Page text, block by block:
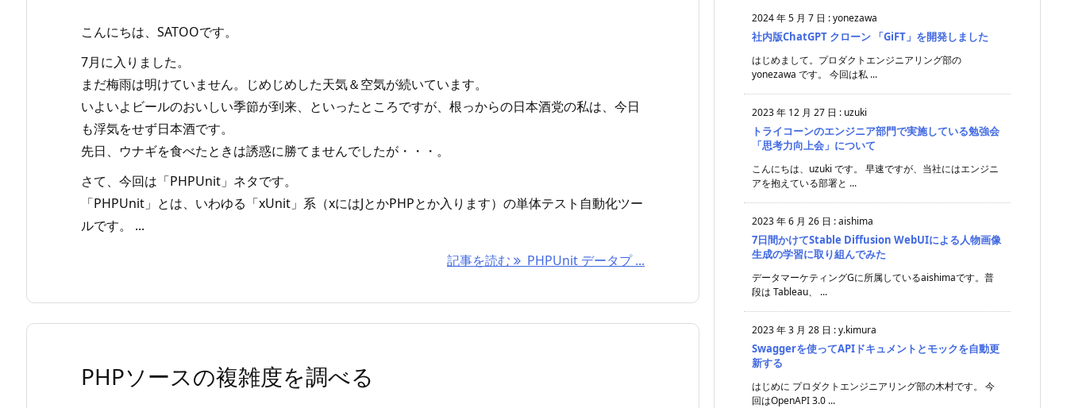
こんにちは、SATOOです。
7月に入りました。
まだ梅雨は明けていません。じめじめした天気＆空気が続いています。
いよいよビールのおいしい季節が到来、といったところですが、根っからの日本酒党の私は、今日
も浮気をせず日本酒です。
先日、ウナギを食べたときは誘惑に勝てませんでしたが・・・。
さて、今回は「PHPUnit」ネタです。
「PHPUnit」とは、いわゆる「xUnit」系（xにはJとかPHPとか入ります）の単体テスト自動化ツー
ルです。 ...
記事を読む
PHPUnit データプ ...
PHPソースの複雑度を調べる
2024 年 5 月 7 日 :yonezawa
社内版ChatGPT クローン 「GiFT」を開発しました
はじめまして。プロダクトエンジニアリング部の
yonezawa です。 今回は私 ...
2023 年 12 月 27 日 : uzuki
トライコーンのエンジニア部門で実施している勉強会
「思考力向上会」について
こんにちは、uzuki です。 早速ですが、当社にはエンジニ
アを抱えている部署と ...
2023 年 6 月 26 日 :aishima
7日間かけてStable Diffusion WebUIによる人物画像
生成の学習に取り組んでみた
データマーケティングGに所属しているaishimaです。普
段は Tableau、 ...
2023 年 3 月 28 日 :y.kimura
Swaggerを使ってAPIドキュメントとモックを自動更
新する
はじめに プロダクトエンジニアリング部の木村です。 今
回はOpenAPI 3.0 ...